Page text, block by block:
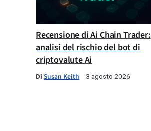
Recensione di Ai Chain Trader:
analisi del rischio del bot di
criptovalute Ai
Di Susan Keith 3 agosto 2026